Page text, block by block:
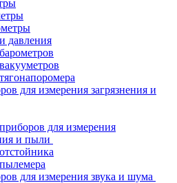
давления
для измерения загрязнения и
для измерения
и пыли
для измерения звука и шума